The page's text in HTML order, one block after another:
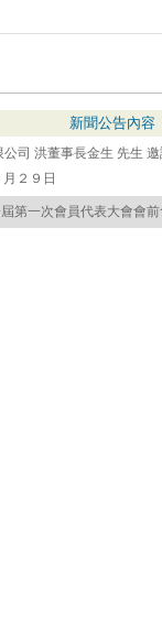
新聞公告內容
司 洪董事長金生 先生
２９日
第一次會員代表大會會